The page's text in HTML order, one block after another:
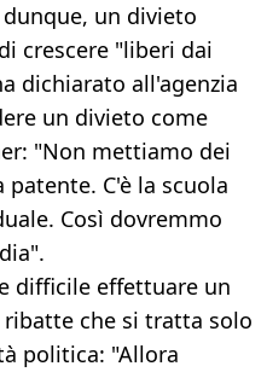
un divieto
crescere "liberi dai
dichiarato all'agenzia
un divieto come
"Non mettiamo dei
C'è la scuola
Così dovremmo
difficile effettuare un
che si tratta solo
politica: "Allora